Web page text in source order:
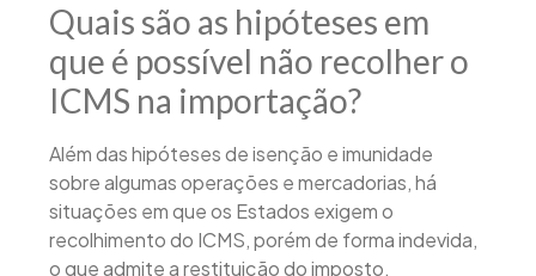
Quais são as hipóteses em
que é possível não recolher o
ICMS na importação?
Além das hipóteses de isenção e imunidade
sobre algumas operações e mercadorias, há
situações em que os Estados exigem o
recolhimento do ICMS, porém de forma indevida,
o que admite a restituição do imposto.